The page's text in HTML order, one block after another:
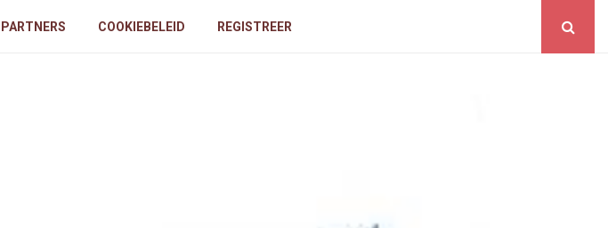
PARTNERS COOKIEBELEID REGISTREER